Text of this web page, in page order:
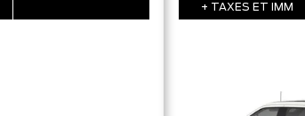
+ TAXES ET IMM